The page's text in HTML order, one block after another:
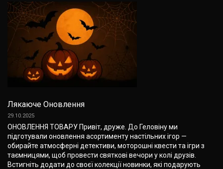
Лякаюче Оновлення
29.10.2025
ОНОВЛЕННЯ ТОВАРУ Привіт, друже. До Геловіну ми
підготували оновлення асортименту настільних ігор —
обирайте атмосферні детективи, моторошні квести та ігри з
таємницями, щоб провести святкові вечори у колі друзів.
Встигніть додати до своєї колекції новинки, які подарують